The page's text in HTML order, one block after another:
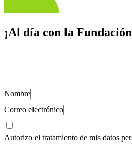
¡Al día con la
Nombre
Correo electrónico
Autorizo el tratamiento de mis datos